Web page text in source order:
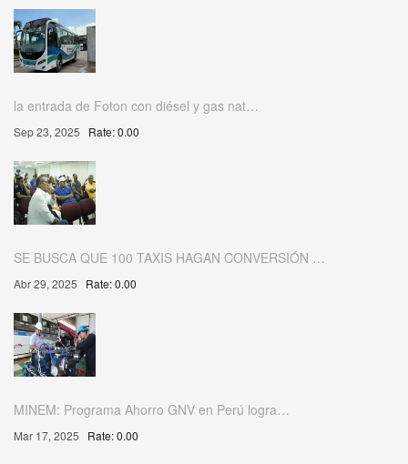
la entrada de Foton con diésel y gas nat…
Sep 23, 2025 Rate: 0.00
SE BUSCA QUE 100 TAXIS HAGAN CONVERSIÓN …
Abr 29, 2025 Rate: 0.00
MINEM: Programa Ahorro GNV en Perú logra…
Mar 17, 2025 Rate: 0.00